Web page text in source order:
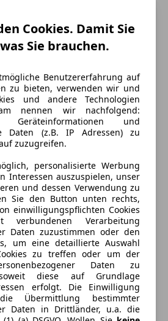
Cookies. Damit Sie
Sie brauchen.
Benutzererfahrung auf
zu bieten, verwenden wir und
und andere Technologien
nennen wir nachfolgend:
Geräteinformationen und
Daten (z.B. IP Adressen) zu
zuzugreifen.
personalisierte Werbung
Interessen auszuspielen, unser
und dessen Verwendung zu
Sie den Button unten rechts,
einwilligungspflichten Cookies
Verarbeitung
Daten zuzustimmen oder den
um eine detaillierte Auswahl
zu treffen oder um der
Daten zu
diese auf Grundlage
erfolgt. Die Einwilligung
Übermittlung bestimmter
Daten in Drittländer, u.a. die